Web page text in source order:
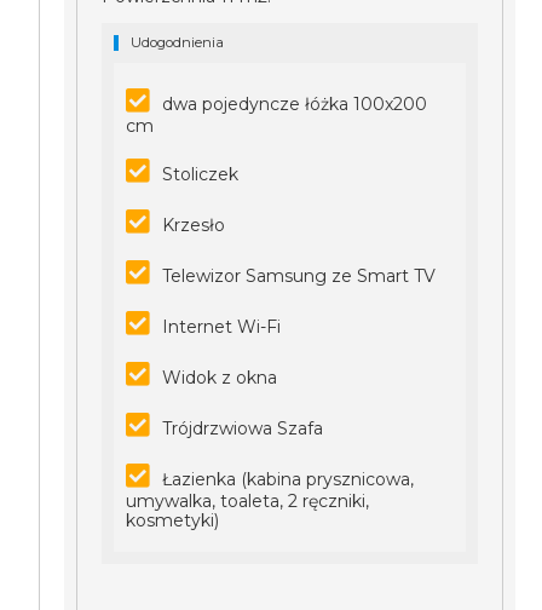
Udogodnienia
dwa pojedyncze łóżka 100x200
cm
Stoliczek
Krzesło
Telewizor Samsung ze Smart TV
Internet Wi-Fi
Widok z okna
Trójdrzwiowa Szafa
Łazienka (kabina prysznicowa,
umywalka, toaleta, 2 ręczniki,
kosmetyki)